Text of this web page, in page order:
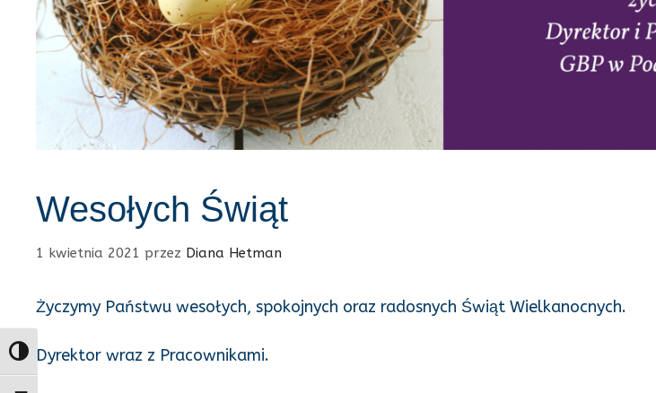
Toggle High Contrast
Wesołych Świąt
1 kwietnia 2021 przez Diana Hetman
Życzymy Państwu wesołych, spokojnych oraz radosnych Świąt Wielkanocnych.
Dyrektor wraz z Pracownikami.